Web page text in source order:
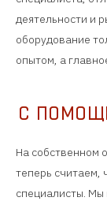
деятельности и
оборудование
опытом, а
С
На собственном
теперь считаем,
специалисты.